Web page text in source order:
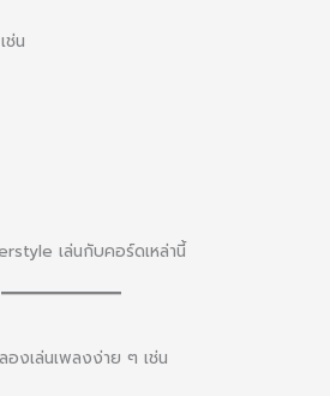
ช่น
เล่นกับคอร์ดเหล่านี้
องเล่นเพลงง่าย ๆ เช่น